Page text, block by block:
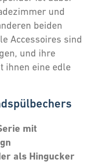
und
beiden
Accessoires sind
und ihre
ihnen eine edle
mit
als Hingucker